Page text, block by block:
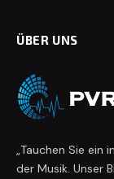
ÜBER UNS
„Tauchen Sie ein
der Musik. Unser